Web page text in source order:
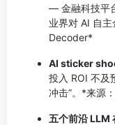
— 金融科技平
业界对 AI 自
Decoder*
AI sticker
投入 ROI 不及
冲击”。*来源
五个前沿 LLM